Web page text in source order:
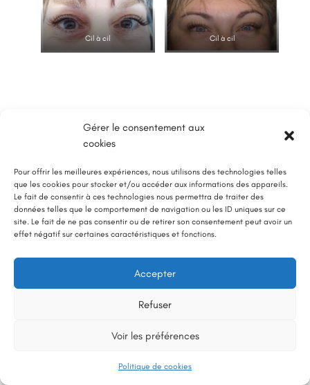
Gérer le consentement aux
cookies
Pour offrir les meilleures expériences, nous utilisons des technologies telles
que les cookies pour stocker et/ou accéder aux informations des appareils.
Le fait de consentir à ces technologies nous permettra de traiter des
données telles que le comportement de navigation ou les ID uniques sur ce
site. Le fait de ne pas consentir ou de retirer son consentement peut avoir un
effet négatif sur certaines caractéristiques et fonctions.
Accepter
Refuser
Voir les préférences
Politique de cookies
Cil à cil Cil à cil
Protésiste ciliaire diplômée
Biomonde)
N° Siret : 80005778800021
N° Registre des Métiers : 800057788RM71